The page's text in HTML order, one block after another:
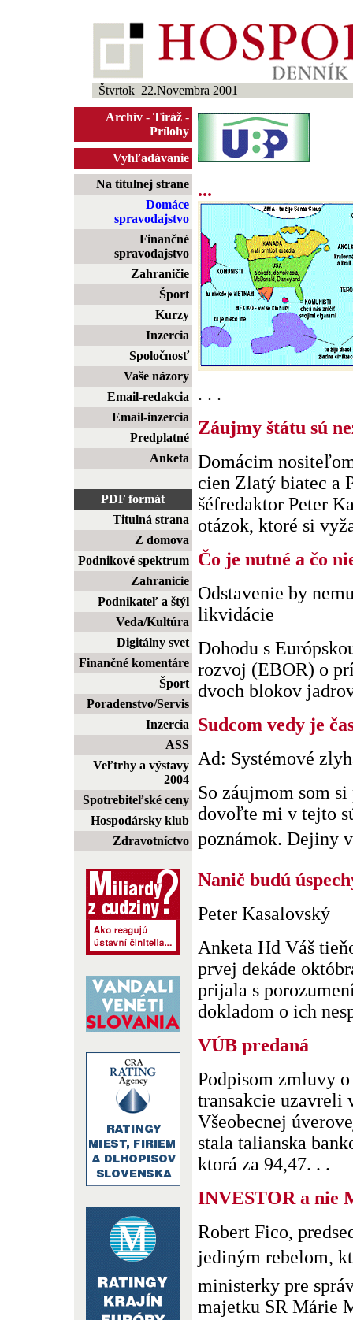
Štvrtok 22.Novembra 2001
Archív- Tiráž-
Prílohy
Vyhľadávanie
Na titulnej strane
Domáce
spravodajstvo
Finančné
spravodajstvo
Zahraničie
Šport
Kurzy
Inzercia
Spoločnosť
Vaše názory
Email-redakcia
Email-inzercia
Predplatné
Anketa
PDF formát
Titulná strana
Z domova
Podnikové spektrum
Zahranicie
Podnikateľ a štýl
Veda/Kultúra
Digitálny svet
Finančné komentáre
Šport
Poradenstvo/Servis
Inzercia
ASS
Veľtrhy a výstavy
2004
Spotrebiteľské ceny
Hospodársky klub
Zdravotníctvo
...
. . .
Záujmy štátu sú
Domácim
cien Zlatý biatec a
šéfredaktor Peter
otázok, ktoré si
Čo je nutné a čo
Odstavenie by
likvidácie
Dohodu s
rozvoj (EBOR) o
dvoch blokov
Sudcom vedy je
Ad: Systémové
So záujmom som
dovoľte mi v tejto
poznámok. Dejiny
Nanič budú
Peter Kasalovský
Anketa Hd Váš
prvej dekáde
prijala s
dokladom o ich
VÚB predaná
Podpisom zmluvy
transakcie uzavreli
Všeobecnej
stala talianska
ktorá za 94,47. . .
INVESTOR a nie
Robert Fico,
jediným rebelom,
ministerky pre
majetku SR Márie